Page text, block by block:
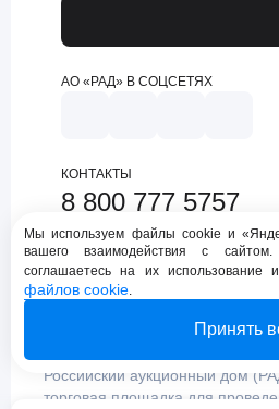
АО «РАД» В СОЦСЕТЯХ
КОНТАКТЫ
8 800 777 5757
support@lot-online.ru
Техническая
Российский аукционный дом
торговая площадка для
Мы используем файлы cookie и
вашего взаимодействия с
соглашаетесь на их использование
файлов cookie.
Принять